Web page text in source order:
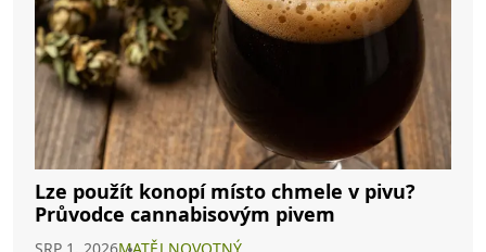
Lze použít konopí místo chmele v pivu?
Průvodce cannabisovým pivem
SRP 1, 2026MATĚJ NOVOTNÝ